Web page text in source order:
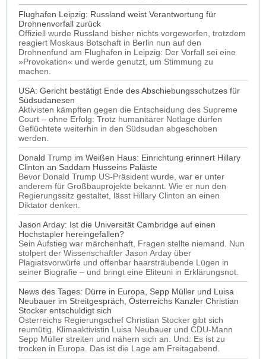
Flughafen Leipzig: Russland weist Verantwortung für
Drohnenvorfall zurück
Offiziell wurde Russland bisher nichts vorgeworfen, trotzdem
reagiert Moskaus Botschaft in Berlin nun auf den
Drohnenfund am Flughafen in Leipzig: Der Vorfall sei eine
»Provokation« und werde genutzt, um Stimmung zu
machen.
USA: Gericht bestätigt Ende des Abschiebungsschutzes für
Südsudanesen
Aktivisten kämpften gegen die Entscheidung des Supreme
Court – ohne Erfolg: Trotz humanitärer Notlage dürfen
Geflüchtete weiterhin in den Südsudan abgeschoben
werden.
Donald Trump im Weißen Haus: Einrichtung erinnert Hillary
Clinton an Saddam Husseins Paläste
Bevor Donald Trump US-Präsident wurde, war er unter
anderem für Großbauprojekte bekannt. Wie er nun den
Regierungssitz gestaltet, lässt Hillary Clinton an einen
Diktator denken.
Jason Arday: Ist die Universität Cambridge auf einen
Hochstapler hereingefallen?
Sein Aufstieg war märchenhaft, Fragen stellte niemand. Nun
stolpert der Wissenschaftler Jason Arday über
Plagiatsvorwürfe und offenbar haarsträubende Lügen in
seiner Biografie – und bringt eine Eliteuni in Erklärungsnot.
News des Tages: Dürre in Europa, Sepp Müller und Luisa
Neubauer im Streitgespräch, Österreichs Kanzler Christian
Stocker entschuldigt sich
Österreichs Regierungschef Christian Stocker gibt sich
reumütig. Klimaaktivistin Luisa Neubauer und CDU-Mann
Sepp Müller streiten und nähern sich an. Und: Es ist zu
trocken in Europa. Das ist die Lage am Freitagabend.